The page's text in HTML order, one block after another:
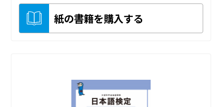
紙の書籍を購入する